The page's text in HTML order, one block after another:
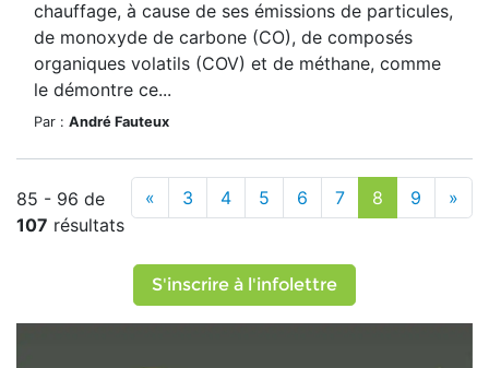
chauffage, à cause de ses émissions de particules,
de monoxyde de carbone (CO), de composés
organiques volatils (COV) et de méthane, comme
le démontre ce...
Par : André Fauteux
85 - 96 de
107 résultats
« 3 4 5 6 7 8 9 »
S'inscrire à l'infolettre